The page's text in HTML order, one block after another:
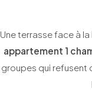
Une terrasse face à
appartement 1
groupes qui refusent